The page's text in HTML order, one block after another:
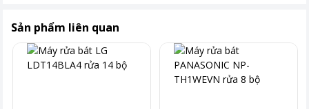
Sản phẩm liên quan